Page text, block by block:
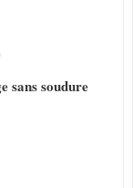
sans soudure